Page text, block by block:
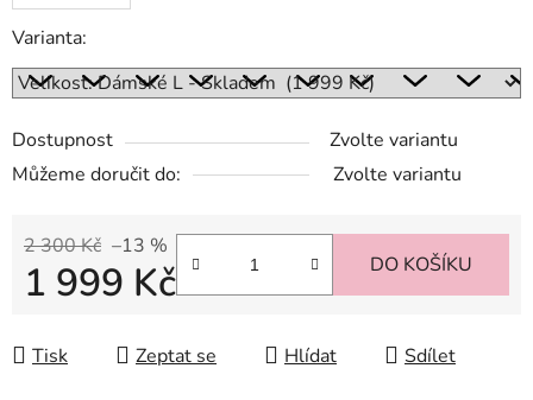
Varianta:
Dostupnost
Zvolte variantu
Můžeme doručit do:
Zvolte variantu
2 300 Kč –13 %
1 999 Kč DO KOŠÍKU
Tisk Zeptat se Hlídat Sdílet